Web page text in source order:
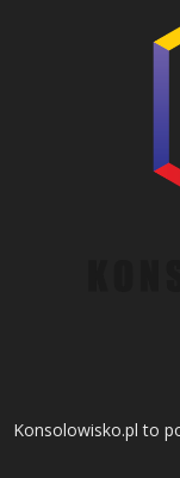
Konsolowisko.pl to